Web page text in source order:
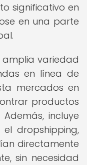
significativo en
en una parte
variedad
en línea de
mercados en
productos
incluye
dropshipping,
directamente
sin necesidad